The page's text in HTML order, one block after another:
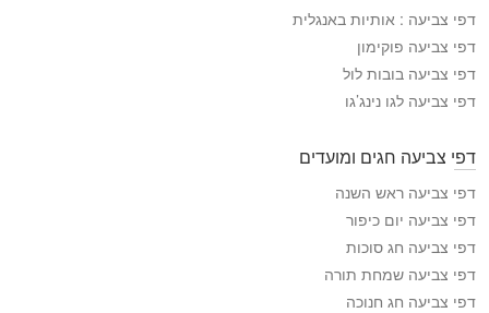
י
ע
ה
דפי צביעה : אותיות באנגלית
דפי צביעה פוקימון
דפי צביעה בובות לול
דפי צביעה לגו נינג’גו
דפי צביעה חגים ומועדים
דפי צביעה ראש השנה
דפי צביעה יום כיפור
דפי צביעה חג סוכות
דפי צביעה שמחת תורה
דפי צביעה חג חנוכה